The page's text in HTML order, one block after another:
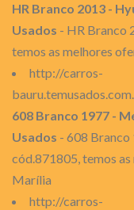
HR Branco 2013 -
Usados - HR Branco
temos as melhores
http://carros-
608 Branco 1977 -
Usados - 608
cód.871805, temos
Marília
http://carros-